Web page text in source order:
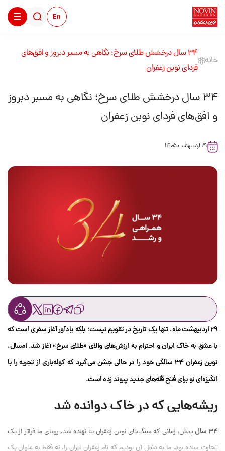
En
خانه
۳۴ سال درخشش طلای سرخ؛ نگاهی به مسیر دیروز و افق‌های
فردای نوین زعفران
۳۴ سال درخشش طلای سرخ؛ نگاهی به مسیر دیروز
و افق‌های فردای نوین زعفران
29 اردیبهشت 1405
۲۹اردیبهشت ماه، تنها یک تاریخ در تقویم نیست؛ بلکه یادآور آغاز سفری است که
با عشق به خاک ایران و احترام به ارزش‌های والای «طلای سرخ» آغاز شد. امسال،
نوین زعفران۳۴ سالگی خود را در حالی جشن می‌گیرد که کوله‌باری از تجربه را با
انگیزه‌ای نو برای فتح قله‌های جدید پیوند زده است.
ریشه‌هایی که در خاک دوانده شد
۳۴ سالپیش، زمانی که سنگ‌بنای نوین زعفران بنا نهاده شد، رویای ما فراتر از یک
تجارت ساده بود. ما به دنبال آن بودیم که نام زعفران ایران را، نه فقط به عنوان یک